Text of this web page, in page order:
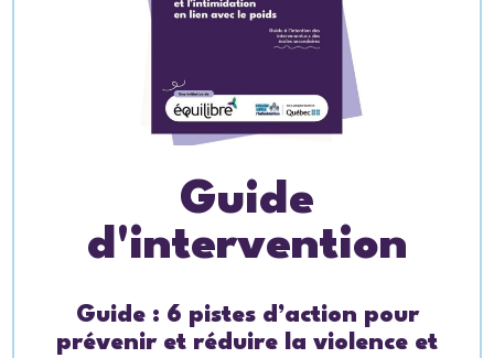
Guide
d'intervention
Guide : 6 pistes d’action pour
prévenir et réduire la violence et